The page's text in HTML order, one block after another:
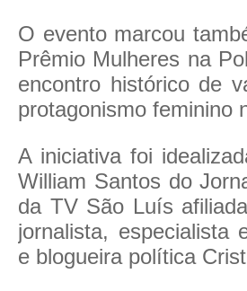
O evento marcou
Prêmio Mulheres na
encontro histórico de
protagonismo feminino
A iniciativa foi
William Santos do
da TV São Luís
jornalista, especialista
e blogueira política